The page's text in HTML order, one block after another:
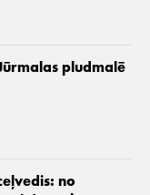
pludmalē
no